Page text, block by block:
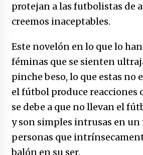
protejan a las futbolistas de
creemos inaceptables.
Este novelón en lo que lo
féminas que se sienten
pinche beso, lo que estas no
el fútbol produce reacciones
se debe a que no llevan el
y son simples intrusas en un
personas que
balón en su ser.